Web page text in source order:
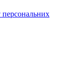
персональних